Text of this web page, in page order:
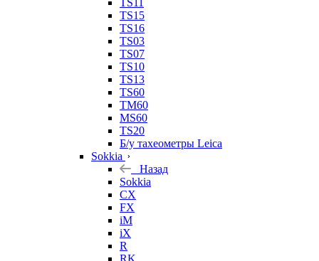
TS11
TS15
TS16
TS03
TS07
TS10
TS13
TS60
TM60
MS60
TS20
Б/у тахеометры Leica
Sokkia
Назад
Sokkia
CX
FX
iM
iX
R
RK